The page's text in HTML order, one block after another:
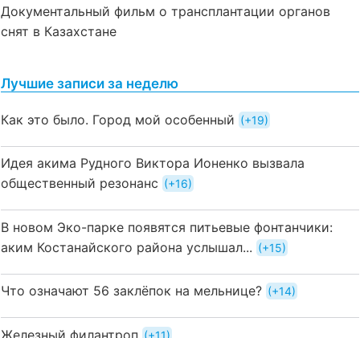
Документальный фильм о трансплантации органов
снят в Казахстане
Лучшие записи за неделю
Как это было. Город мой особенный +19
Идея акима Рудного Виктора Ионенко вызвала
общественный резонанс
+16
В новом Эко-парке появятся питьевые фонтанчики:
аким Костанайского района услышал...
+15
Что означают 56 заклёпок на мельнице? +14
Железный филантроп +11